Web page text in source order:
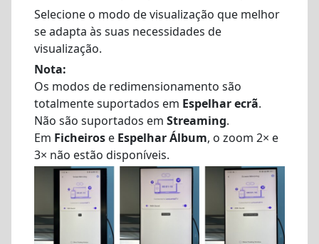
Selecione o modo de visualização que melhor
se adapta às suas necessidades de
visualização.
Nota:
Os modos de redimensionamento são
totalmente suportados em Espelhar ecrã.
Não são suportados em Streaming.
Em Ficheiros e Espelhar Álbum, o zoom 2× e
3× não estão disponíveis.